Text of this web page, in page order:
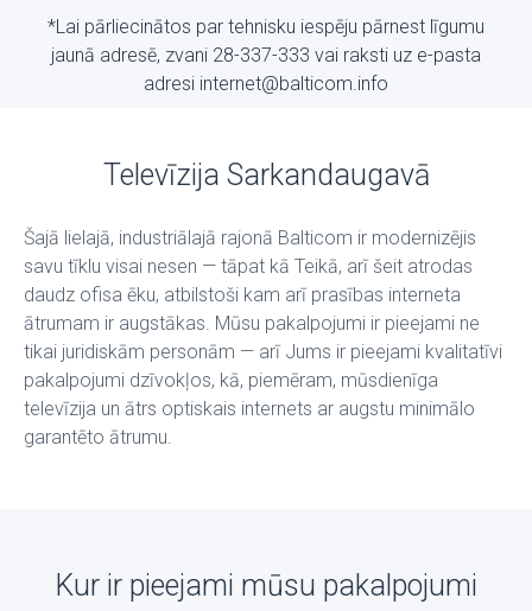
*Lai pārliecinātos par tehnisku iespēju pārnest līgumu
jaunā adresē, zvani 28-337-333 vai raksti uz е-pasta
adresi internet@balticom.info
Televīzija Sarkandaugavā
Šajā lielajā, industriālajā rajonā Balticom ir modernizējis
savu tīklu visai nesen — tāpat kā Teikā, arī šeit atrodas
daudz ofisa ēku, atbilstoši kam arī prasības interneta
ātrumam ir augstākas. Mūsu pakalpojumi ir pieejami ne
tikai juridiskām personām — arī Jums ir pieejami kvalitatīvi
pakalpojumi dzīvokļos, kā, piemēram, mūsdienīga
televīzija un ātrs optiskais internets ar augstu minimālo
garantēto ātrumu.
Kur ir pieejami mūsu pakalpojumi